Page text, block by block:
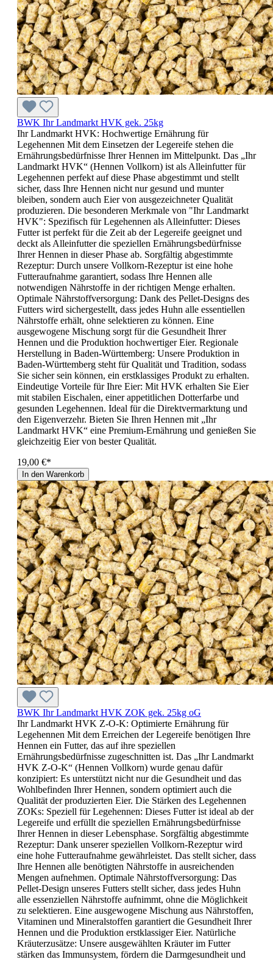
BWK Ihr Landmarkt HVK gek. 25kg
Ihr Landmarkt HVK: Hochwertige Ernährung für
Legehennen Mit dem Einsetzen der Legereife stehen die
Ernährungsbedürfnisse Ihrer Hennen im Mittelpunkt. Das „Ihr
Landmarkt HVK“ (Hennen Vollkorn) ist als Alleinfutter für
Legehennen perfekt auf diese Phase abgestimmt und stellt
sicher, dass Ihre Hennen nicht nur gesund und munter
bleiben, sondern auch Eier von ausgezeichneter Qualität
produzieren. Die besonderen Merkmale von "Ihr Landmarkt
HVK": Spezifisch für Legehennen als Alleinfutter: Dieses
Futter ist perfekt für die Zeit ab der Legereife geeignet und
deckt als Alleinfutter die speziellen Ernährungsbedürfnisse
Ihrer Hennen in dieser Phase ab. Sorgfältig abgestimmte
Rezeptur: Durch unsere Vollkorn-Rezeptur ist eine hohe
Futteraufnahme garantiert, sodass Ihre Hennen alle
notwendigen Nährstoffe in der richtigen Menge erhalten.
Optimale Nährstoffversorgung: Dank des Pellet-Designs des
Futters wird sichergestellt, dass jedes Huhn alle essentiellen
Nährstoffe erhält, ohne selektieren zu können. Eine
ausgewogene Mischung sorgt für die Gesundheit Ihrer
Hennen und die Produktion hochwertiger Eier. Regionale
Herstellung in Baden-Württemberg: Unsere Produktion in
Baden-Württemberg steht für Qualität und Tradition, sodass
Sie sicher sein können, ein erstklassiges Produkt zu erhalten.
Eindeutige Vorteile für Ihre Eier: Mit HVK erhalten Sie Eier
mit stabilen Eischalen, einer appetitlichen Dotterfarbe und
gesunden Legehennen. Ideal für die Direktvermarktung und
den Eigenverzehr. Bieten Sie Ihren Hennen mit „Ihr
Landmarkt HVK“ eine Premium-Ernährung und genießen Sie
gleichzeitig Eier von bester Qualität.
19,00 €*
In den Warenkorb
BWK Ihr Landmarkt HVK ZOK gek. 25kg oG
Ihr Landmarkt HVK Z-O-K: Optimierte Ernährung für
Legehennen Mit dem Erreichen der Legereife benötigen Ihre
Hennen ein Futter, das auf ihre speziellen
Ernährungsbedürfnisse zugeschnitten ist. Das „Ihr Landmarkt
HVK Z-O-K“ (Hennen Vollkorn) wurde genau dafür
konzipiert: Es unterstützt nicht nur die Gesundheit und das
Wohlbefinden Ihrer Hennen, sondern optimiert auch die
Qualität der produzierten Eier. Die Stärken des Legehennen
ZOKs: Speziell für Legehennen: Dieses Futter ist ideal ab der
Legereife und erfüllt die speziellen Ernährungsbedürfnisse
Ihrer Hennen in dieser Lebensphase. Sorgfältig abgestimmte
Rezeptur: Dank unserer speziellen Vollkorn-Rezeptur wird
eine hohe Futteraufnahme gewährleistet. Das stellt sicher, dass
Ihre Hennen alle benötigten Nährstoffe in ausreichenden
Mengen aufnehmen. Optimale Nährstoffversorgung: Das
Pellet-Design unseres Futters stellt sicher, dass jedes Huhn
alle essenziellen Nährstoffe aufnimmt, ohne die Möglichkeit
zu selektieren. Eine ausgewogene Mischung aus Nährstoffen,
Vitaminen und Mineralstoffen garantiert die Gesundheit Ihrer
Hennen und die Produktion erstklassiger Eier. Natürliche
Kräuterzusätze: Unsere ausgewählten Kräuter im Futter
stärken das Immunsystem, fördern die Darmgesundheit und